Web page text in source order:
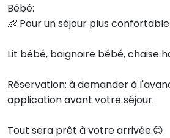
Bébé:
👶 Pour un séjour plus
Lit bébé, baignoire bébé, chaise
Réservation: à demander à
application avant votre séjour.
Tout sera prêt à votre arrivée.😊